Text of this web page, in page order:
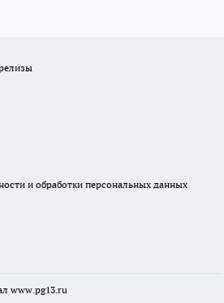
и обработки персональных данных
www.pg13.ru